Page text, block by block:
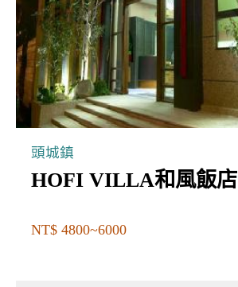
頭城鎮
HOFI VILLA和風飯店
NT$ 4800~6000